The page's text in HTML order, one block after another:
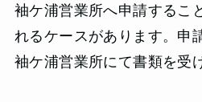
袖ケ浦営業所へ申請するこ
れるケースがあります。申
袖ケ浦営業所にて書類を受